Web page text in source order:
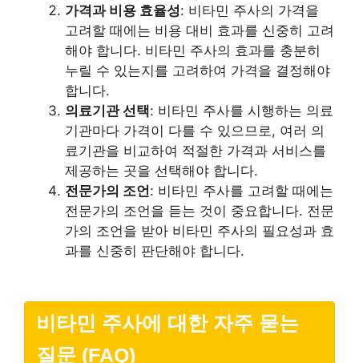
가격과 비용 효율성: 비타민 주사의 가격을
고려할 때에는 비용 대비 효과를 신중히 고려
해야 합니다. 비타민 주사의 효과를 충분히
누릴 수 있는지를 고려하여 가격을 결정해야
합니다.
의료기관 선택: 비타민 주사를 시행하는 의료
기관마다 가격이 다를 수 있으므로, 여러 의
료기관을 비교하여 적절한 가격과 서비스를
제공하는 곳을 선택해야 합니다.
전문가의 조언: 비타민 주사를 고려할 때에는
전문가의 조언을 듣는 것이 중요합니다. 전문
가의 조언을 받아 비타민 주사의 필요성과 효
과를 신중히 판단해야 합니다.
비타민 주사에 대한 자주 묻는
질문 (FAQ)